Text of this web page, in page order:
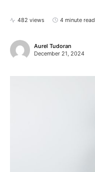
482 views 4 minute read
Aurel Tudoran
December 21, 2024